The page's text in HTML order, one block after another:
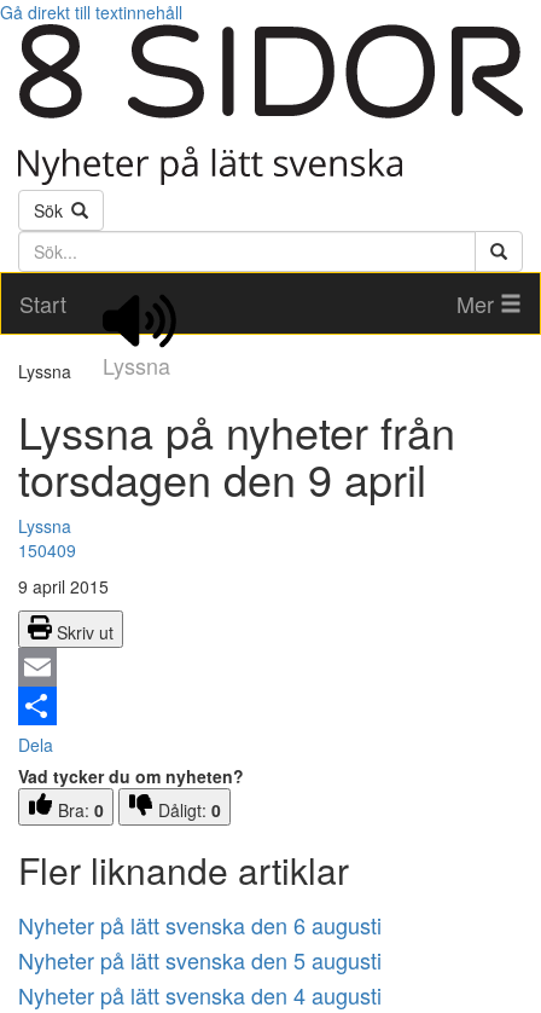
Gå direkt till textinnehåll
Sök
Söktext
Start
Lyssna
Mer
Lyssna
Lyssna på nyheter från
torsdagen den 9 april
Lyssna
150409
9 april 2015
Skriv ut
Email
Dela
Vad tycker du om nyheten?
Bra: 0 Dåligt: 0
Fler liknande artiklar
Nyheter på lätt svenska den 6 augusti
Nyheter på lätt svenska den 5 augusti
Nyheter på lätt svenska den 4 augusti